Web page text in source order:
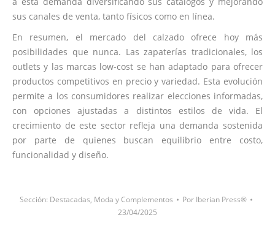
sus canales de venta, tanto físicos como en línea.
En resumen, el mercado del calzado ofrece hoy más
posibilidades que nunca. Las zapaterías tradicionales, los
outlets y las marcas low-cost se han adaptado para ofrecer
productos competitivos en precio y variedad. Esta evolución
permite a los consumidores realizar elecciones informadas,
con opciones ajustadas a distintos estilos de vida. El
crecimiento de este sector refleja una demanda sostenida
por parte de quienes buscan equilibrio entre costo,
funcionalidad y diseño.
Sección: Destacadas, Moda y Complementos Por Iberian Press®
23/04/2025